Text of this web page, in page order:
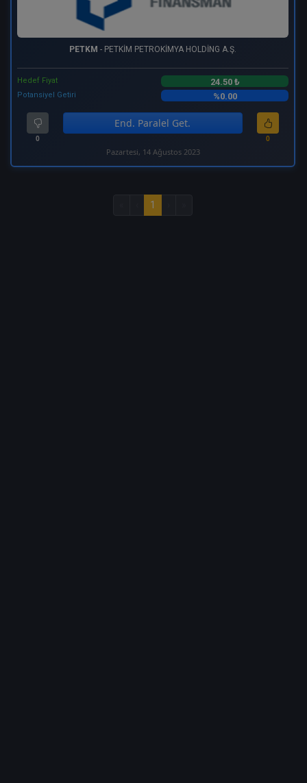
PETKM - PETKİM PETROKİMYA HOLDİNG A.Ş.
Hedef Fiyat 24.50 ₺
Potansiyel Getiri %0.00
0
End. Paralel Get.
0
Pazartesi, 14 Ağustos 2023
1